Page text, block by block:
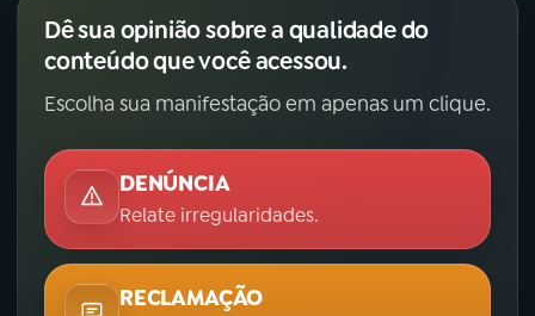
Dê sua opinião sobre a qualidade do
conteúdo que você acessou.
Escolha sua manifestação em apenas um clique.
DENÚNCIA
Relate irregularidades.
RECLAMAÇÃO